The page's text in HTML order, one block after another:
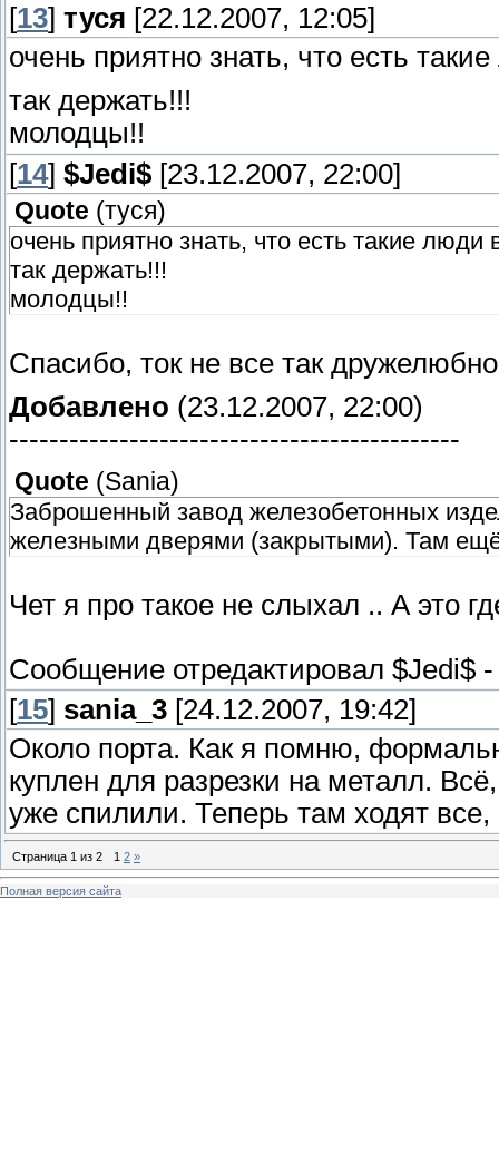
[13] туся [22.12.2007, 12:05]
очень приятно знать, что есть
так держать!!!
молодцы!!
[14] $Jedi$ [23.12.2007, 22:00]
Quote (туся)
очень приятно знать, что есть такие люди
так держать!!!
молодцы!!
Спасибо, ток не все так
Добавлено (23.12.2007, 22:00)
---------------------------------------------
Quote (Sania)
Заброшенный завод железобетонных
железными дверями (закрытыми). Там ещё
Чет я про такое не слыхал .. А это
Сообщение отредактировал $Jedi$
[15] sania_3 [24.12.2007, 19:42]
Около порта. Как я помню,
куплен для разрезки на металл.
уже спилили. Теперь там ходят
Страница 1 из 2 1 2 »
Полная версия сайта